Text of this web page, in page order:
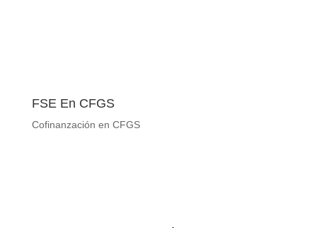
FSE En CFGS
Cofinanzación en CFGS